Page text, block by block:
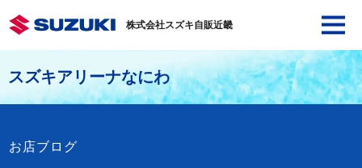
株式会社スズキ自販近畿
スズキアリーナなにわ
お店ブログ